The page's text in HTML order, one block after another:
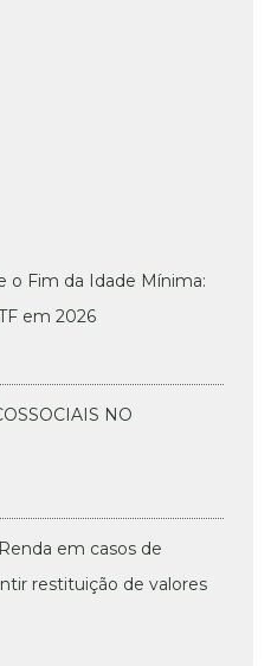
o Fim da Idade Mínima:
em 2026
NO
em casos de
restituição de valores